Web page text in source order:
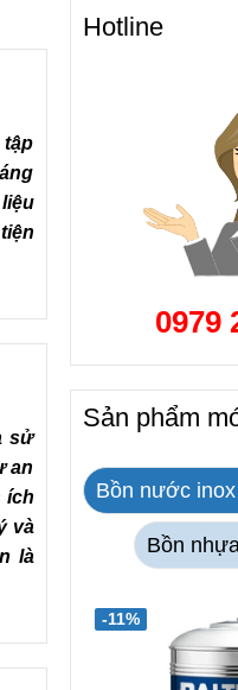
tập
sử
an
ích
và
là
Hotline
0979
Sản phẩm
Bồn nước
Bồn
-11%